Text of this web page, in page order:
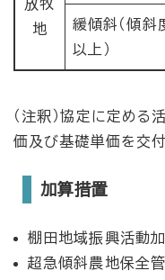
放牧
地
緩傾斜（傾斜
以上）
（注釈）協定に定める
価及び基礎単価を交付
加算措置
棚田地域振興活動
超急傾斜農地保全